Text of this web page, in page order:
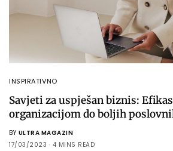
INSPIRATIVNO
Savjeti za uspješan biznis:
organizacijom do boljih
BY ULTRA MAGAZIN
17/03/2023
4 MINS READ